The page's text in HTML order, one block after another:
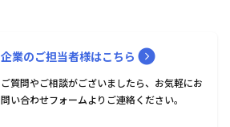
企業のご担当者様はこちら expand_circle_right
ご質問やご相談がございましたら、お気軽にお
問い合わせフォームよりご連絡ください。